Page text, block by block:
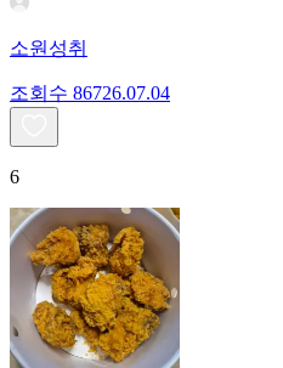
소원성취
조회수 86726.07.04
6